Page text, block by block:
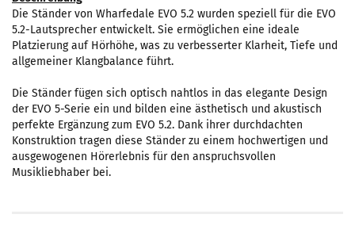
Die Ständer von Wharfedale EVO 5.2 wurden speziell für die EVO
5.2-Lautsprecher entwickelt. Sie ermöglichen eine ideale
Platzierung auf Hörhöhe, was zu verbesserter Klarheit, Tiefe und
allgemeiner Klangbalance führt.
Die Ständer fügen sich optisch nahtlos in das elegante Design
der EVO 5-Serie ein und bilden eine ästhetisch und akustisch
perfekte Ergänzung zum EVO 5.2. Dank ihrer durchdachten
Konstruktion tragen diese Ständer zu einem hochwertigen und
ausgewogenen Hörerlebnis für den anspruchsvollen
Musikliebhaber bei.